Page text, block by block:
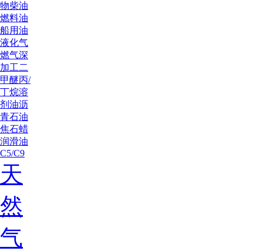
物柴油
燃料油
船用油
液化气
燃气深
加工二
甲醚丙/
丁烷溶
剂油沥
青石油
焦石蜡
润滑油
C5/C9
天
然
气